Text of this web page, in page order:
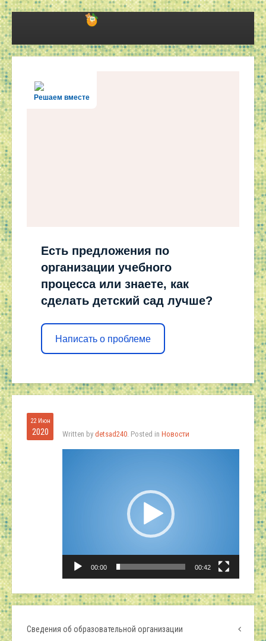
Решаем вместе
Есть предложения по
организации учебного
процесса или знаете, как
сделать детский сад лучше?
Написать о проблеме
22 Июн
2020 Written by detsad240. Posted in Новости
00:00 00:42
Сведения об образовательной организации